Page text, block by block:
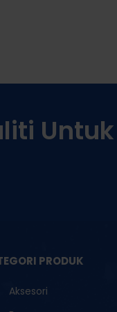
Untuk
PRODUK
Aksesori